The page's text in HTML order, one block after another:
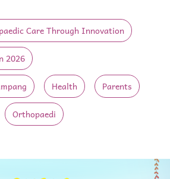
Care Through Innovation
2026
Health Parents
Orthopaedi